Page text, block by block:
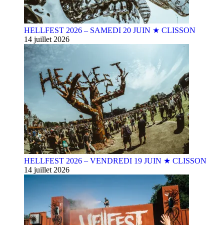
HELLFEST 2026 – SAMEDI 20 JUIN ★ CLISSON
14 juillet 2026
HELLFEST 2026 – VENDREDI 19 JUIN ★ CLISSON
14 juillet 2026